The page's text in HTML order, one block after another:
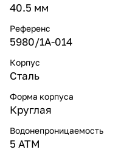
40.5 мм
Референс
5980/1A-014
Корпус
Сталь
Форма корпуса
Круглая
Водонепроницаемость
5 ATM